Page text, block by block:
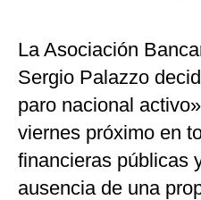
La Asociación
Sergio Palazzo
paro nacional
viernes próximo en
financieras públicas
ausencia de una